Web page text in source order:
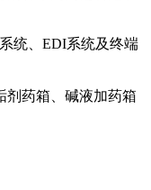
统、EDI系统及终端
剂药箱、碱液加药箱